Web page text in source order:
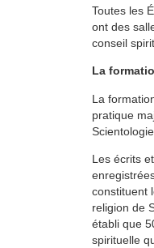
Toutes les
ont des
conseil
La
La
pratique
Scientologie.
Les écrits
constituent
religion de
établi que
spirituelle